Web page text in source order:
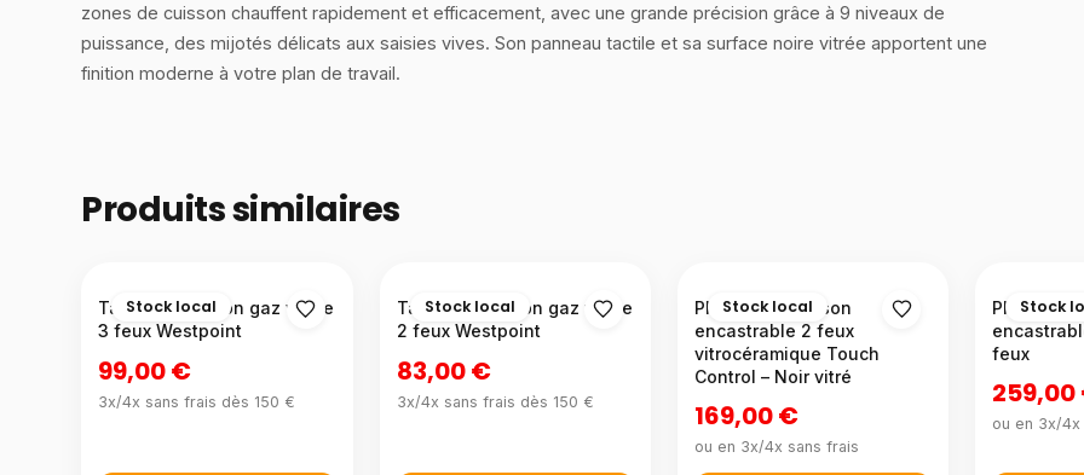
zones de cuisson chauffent rapidement et efficacement, avec une grande précision grâce à 9 niveaux de
puissance, des mijotés délicats aux saisies vives. Son panneau tactile et sa surface noire vitrée apportent une
finition moderne à votre plan de travail.
Produits similaires
Stock local
Table de cuisson gaz vitrée
3 feux Westpoint
99,00 €
3x/4x sans frais dès 150 €
Stock local
Table de cuisson gaz vitrée
2 feux Westpoint
83,00 €
3x/4x sans frais dès 150 €
Stock local
Plaque de cuisson
encastrable 2 feux
vitrocéramique Touch
Control – Noir vitré
169,00 €
ou en 3x/4x sans frais
Stock
Plaque de
feux
ou en 3x/4x